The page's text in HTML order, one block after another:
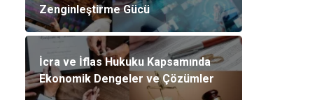
Zenginleştirme Gücü
İcra ve İflas Hukuku Kapsamında
Ekonomik Dengeler ve Çözümler